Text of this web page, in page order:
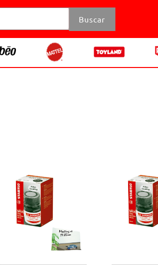
Buscar